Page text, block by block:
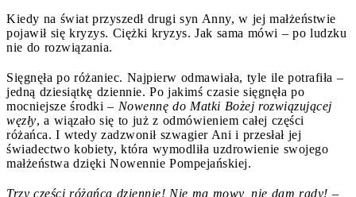
Kiedy na świat przyszedł drugi syn Anny, w jej małżeństwie
pojawił się kryzys. Ciężki kryzys. Jak sama mówi – po ludzku
nie do rozwiązania.
Sięgnęła po różaniec. Najpierw odmawiała, tyle ile potrafiła –
jedną dziesiątkę dziennie. Po jakimś czasie sięgnęła po
mocniejsze środki – Nowennę do Matki Bożej rozwiązującej
węzły, a wiązało się to już z odmówieniem całej części
różańca. I wtedy zadzwonił szwagier Ani i przesłał jej
świadectwo kobiety, która wymodliła uzdrowienie swojego
małżeństwa dzięki Nowennie Pompejańskiej.
Trzy części różańca dziennie! Nie ma mowy, nie dam rady! –